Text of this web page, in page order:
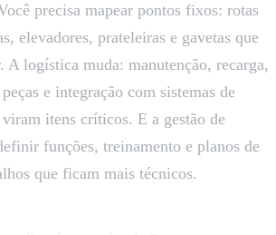
precisa mapear pontos fixos: rotas
elevadores, prateleiras e gavetas que
A logística muda: manutenção, recarga,
e integração com sistemas de
itens críticos. E a gestão de
funções, treinamento e planos de
que ficam mais técnicos.